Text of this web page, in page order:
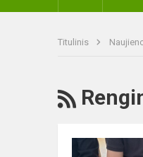
Titulinis
RSS
Patyriminė